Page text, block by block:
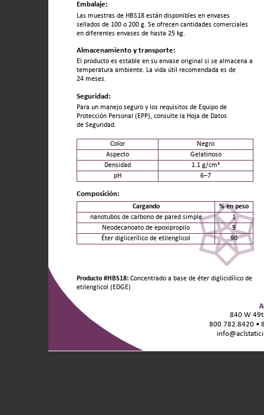
Embalaje:
Las muestras de HBS18 están disponibles en envases
sellados de 100 o 200 g. Se ofrecen cantidades comerciales
en diferentes envases de hasta 25 kg.
Almacenamiento y transporte:
El producto es estable en su envase original si se almacena a
temperatura ambiente. La vida útil recomendada es de
24 meses.
Seguridad:
Para un manejo seguro y los requisitos de Equipo de
Protección Personal (EPP), consulte la Hoja de Datos
de Seguridad.
Color
Negro
Aspecto
Gelatinoso
Densidad
1.1 g/cm³
pH
6–7
Composición:
Cargando
% en peso
nanotubos de carbono de pared simple
1
Neodecanoato de epoxipropilo
9
Éter diglicerílico de etilenglicol
90
Variantes
del
de
unidad:
Producto #HBS18: Concentrado a base de éter diglicidílico de
etilenglicol (EDGE)
840 W
800.782.8420 •